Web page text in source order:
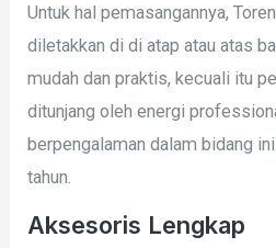
Untuk hal pemasangannya,
diletakkan di di atap atau atas
mudah dan praktis, kecuali itu
ditunjang oleh energi
berpengalaman dalam bidang
tahun.
Aksesoris Lengkap